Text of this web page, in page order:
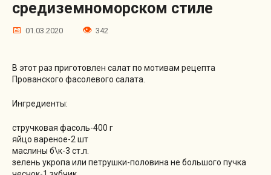
средиземноморском стиле
01.03.2020 342
В этот раз приготовлен салат по мотивам рецепта
Прованского фасолевого салата.
Ингредиенты:
стручковая фасоль-400 г
яйцо вареное-2 шт
маслины б\к-3 ст.л.
зелень укропа или петрушки-половина не большого пучка